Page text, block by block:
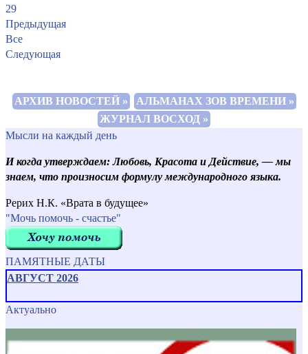
29
Предыдущая
Все
Следующая
АРХИВ НОВОСТЕЙ »
АЛЬМАНАХ ЗОВ ВРЕМЕНИ »
ЖУРНАЛ ВОСХОД »
Мысли на каждый день
И когда утверждаем: Любовь, Красота и Действие, — мы
знаем, что произносим формулу международного языка.
Рерих Н.К. «Врата в будущее»
"Мочь помочь - счастье"
ПАМЯТНЫЕ ДАТЫ
АВГУСТ 2026
Актуально